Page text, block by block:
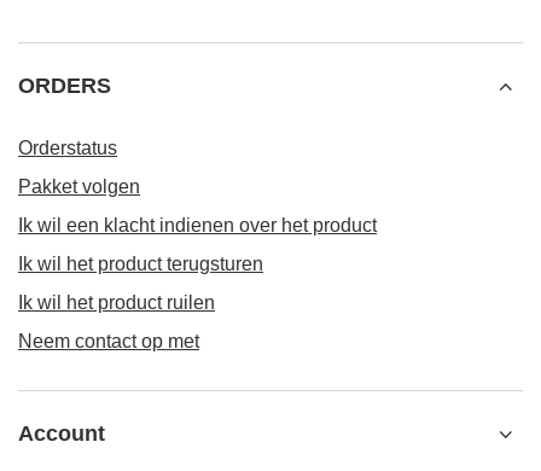
ORDERS
Orderstatus
Pakket volgen
Ik wil een klacht indienen over het product
Ik wil het product terugsturen
Ik wil het product ruilen
Neem contact op met
Account